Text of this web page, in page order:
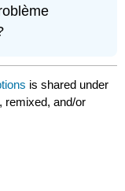
is shared under
remixed, and/or